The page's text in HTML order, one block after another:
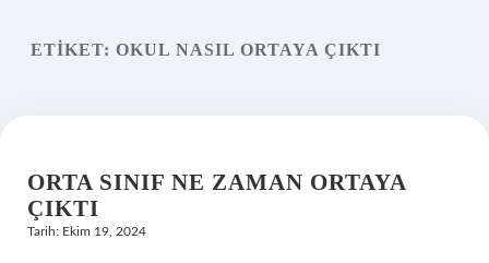
Yasal Uyarı
ETIKET: OKUL NASIL ORTAYA ÇIKTI
ORTA SINIF NE ZAMAN ORTAYA
ÇIKTI
Tarih: Ekim 19, 2024